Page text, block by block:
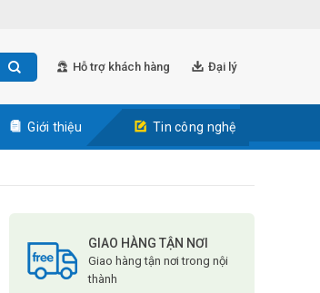
Hỗ trợ khách hàng Đại lý
Giới thiệu Tin công nghệ
GIAO HÀNG TẬN NƠI
Giao hàng tận nơi trong nội
thành